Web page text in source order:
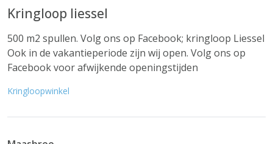
Kringloop liessel
500 m2 spullen. Volg ons op Facebook; kringloop Liessel
Ook in de vakantieperiode zijn wij open. Volg ons op
Facebook voor afwijkende openingstijden
Kringloopwinkel